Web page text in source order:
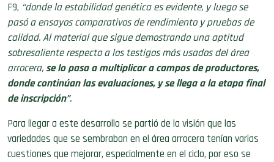
F9, “donde la estabilidad genética es evidente, y luego se
pasó a ensayos comparativos de rendimiento y pruebas de
calidad. Al material que sigue demostrando una aptitud
sobresaliente respecto a los testigos más usados del área
arrocera,se lo pasa a multiplicar a campos de productores,
donde continúan las evaluaciones, y se llega a la etapa final
de inscripción”.
Para llegar a este desarrollo se partió de la visión que las
variedades que se sembraban en el área arrocera tenían varias
cuestiones que mejorar, especialmente en el ciclo, por eso se